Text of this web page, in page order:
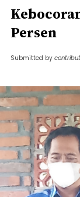
Persen
Submitted by